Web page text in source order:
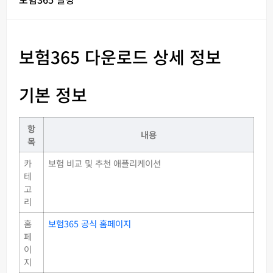
보험365 다운로드 상세 정보
기본 정보
항
목
내용
카
테
고
리
보험 비교 및 추천 애플리케이션
홈
페
이
지
보험365 공식 홈페이지